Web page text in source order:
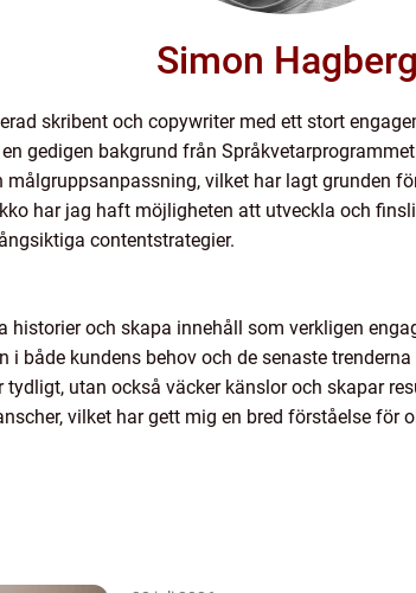
Simon Hagberg
skribent och copywriter med ett stort
gedigen bakgrund från
vilket har lagt grunden
har jag haft möjligheten att utveckla och
contentstrategier.
och skapa innehåll som verkligen
både kundens behov och de senaste
utan också väcker känslor och skapar
vilket har gett mig en bred förståelse